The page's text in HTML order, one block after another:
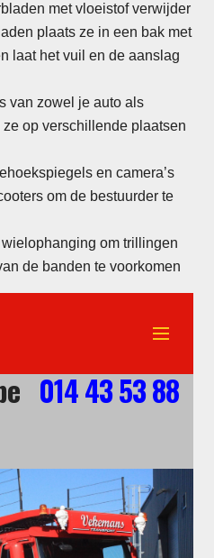
met vloeistof verwijder
plaats ze in een bak met
laat het vuil en de aanslag
van zowel je auto als
op verschillende plaatsen
en camera’s
om de bestuurder te
om trillingen
de banden te voorkomen